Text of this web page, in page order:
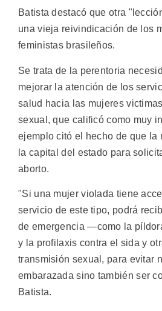
Batista destacó que otra
una vieja reivindicación de los
feministas brasileños.
Se trata de la perentoria
mejorar la atención de los
salud hacia las mujeres
sexual, que calificó como muy
ejemplo citó el hecho de que la
la capital del estado para
aborto.
"Si una mujer violada tiene
servicio de este tipo, podrá
de emergencia —como la
y la profilaxis contra el sida y
transmisión sexual, para evitar
embarazada sino también ser
Batista.